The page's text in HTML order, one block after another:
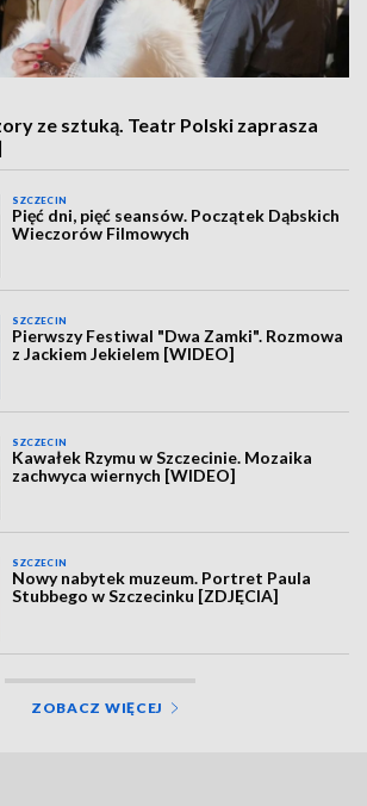
ze sztuką. Teatr Polski zaprasza
SZCZECIN
Pięć dni, pięć seansów. Początek Dąbskich
Wieczorów Filmowych
SZCZECIN
Pierwszy Festiwal "Dwa Zamki". Rozmowa
z Jackiem Jekielem [WIDEO]
SZCZECIN
Kawałek Rzymu w Szczecinie. Mozaika
zachwyca wiernych [WIDEO]
SZCZECIN
Nowy nabytek muzeum. Portret Paula
Stubbego w Szczecinku [ZDJĘCIA]
ZOBACZ WIĘCEJ